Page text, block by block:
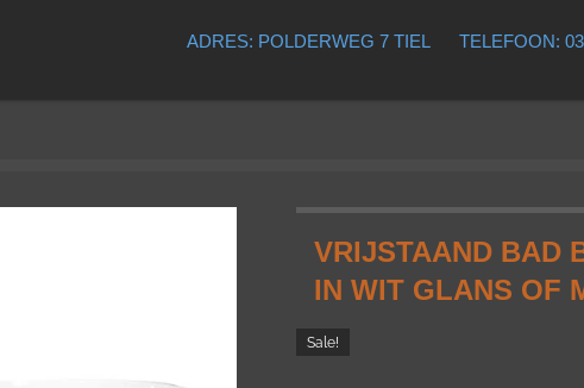
ADRES: POLDERWEG 7 TIEL TELEFOON:
VRIJSTAAND BAD
IN WIT GLANS OF
Sale!